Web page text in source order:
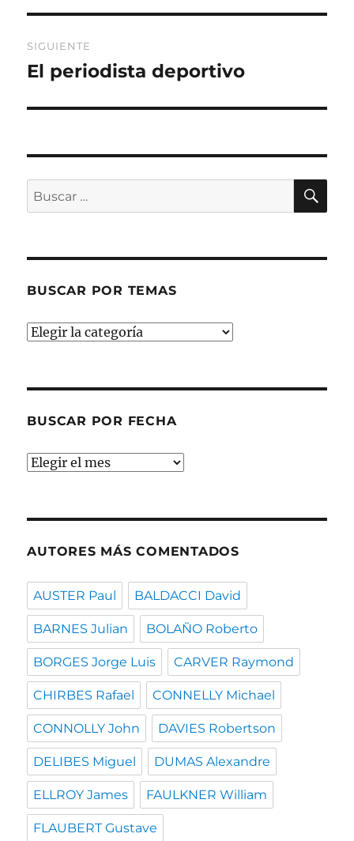
SIGUIENTE
Entrada
El periodista deportivo
Buscar
por:
BUSCAR POR TEMAS
Buscar
BUSCAR POR FECHA
Buscar
AUTORES MÁS COMENTADOS
AUSTER Paul BALDACCI David
BARNES Julian BOLAÑO Roberto
BORGES Jorge Luis CARVER Raymond
CHIRBES Rafael CONNELLY Michael
CONNOLLY John DAVIES Robertson
DELIBES Miguel DUMAS Alexandre
ELLROY James FAULKNER William
FLAUBERT Gustave